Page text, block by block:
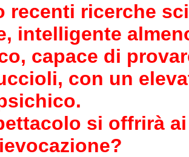
recenti ricerche
intelligente
capace di
con un
si offrirà